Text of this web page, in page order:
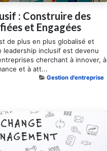
: Construire des
et Engagées
de plus en plus globalisé et
leadership inclusif est devenu
cherchant à innover, à
et à att...
Gestion d'entreprise